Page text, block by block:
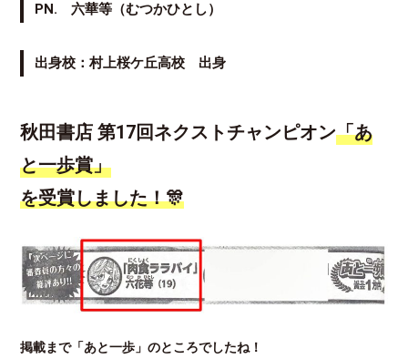
PN. 六華等（むつかひとし）
出身校：村上桜ケ丘高校 出身
秋田書店 第17回ネクストチャンピオン「あ
と一歩賞」
を受賞しました！🎊
掲載まで「あと一歩」のところでしたね！